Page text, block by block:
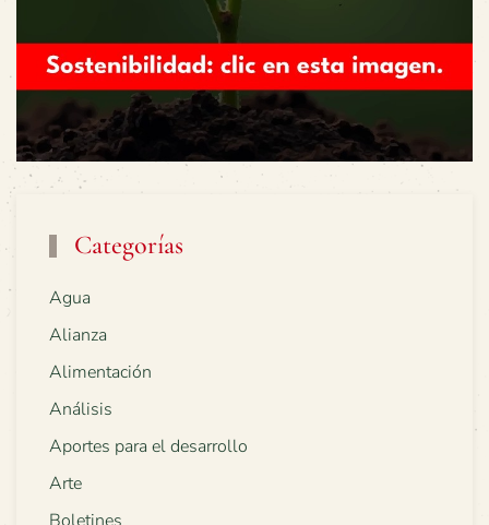
Categorías
Agua
Alianza
Alimentación
Análisis
Aportes para el desarrollo
Arte